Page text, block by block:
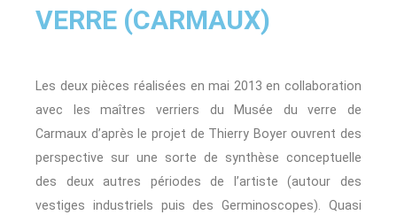
VERRE (CARMAUX)
Les deux pièces réalisées en mai 2013 en collaboration
avec les maîtres verriers du Musée du verre de
Carmaux d’après le projet de Thierry Boyer ouvrent des
perspective sur une sorte de synthèse conceptuelle
des deux autres périodes de l’artiste (autour des
vestiges industriels puis des Germinoscopes). Quasi